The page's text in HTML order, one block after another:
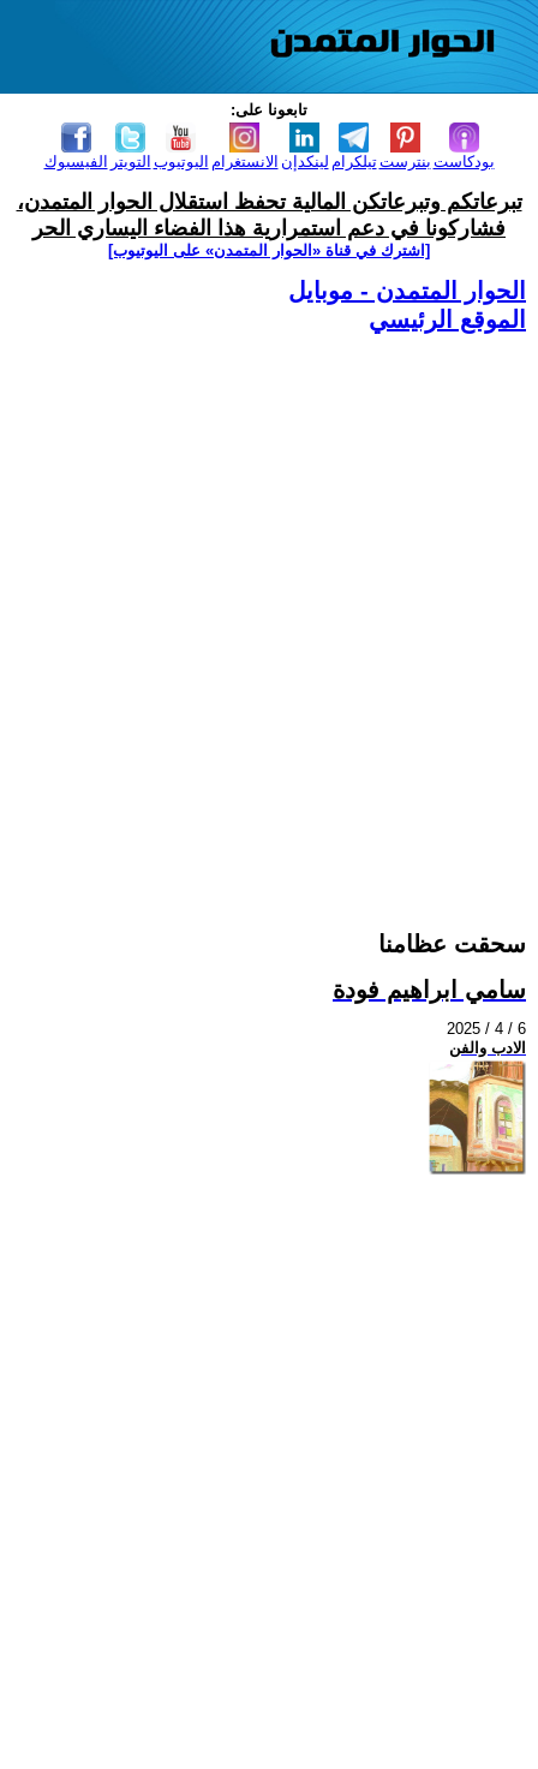
تابعونا على:
الفيسبوك التويتر اليوتيوب الانستغرام لينكدإن تيلكرامبنترست بودكاست
تبرعاتكم وتبرعاتكن المالية تحفظ استقلال الحوار المتمدن،
فشاركونا في دعم استمرارية هذا الفضاء اليساري الحر
[اشترك في قناة ‫«الحوار المتمدن» على اليوتيوب]
الحوار المتمدن - موبايل
الموقع الرئيسي
سحقت عظامنا
سامي ابراهيم فودة
2025 / 4 / 6
الادب والفن